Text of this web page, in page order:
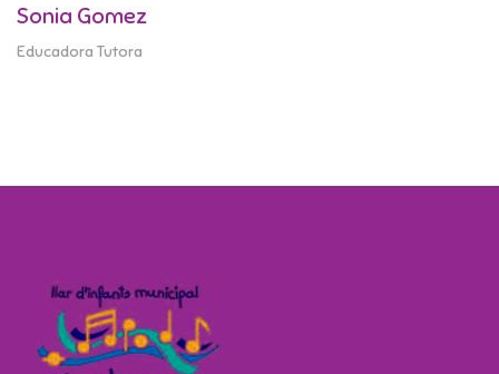
Sonia Gomez
Educadora Tutora